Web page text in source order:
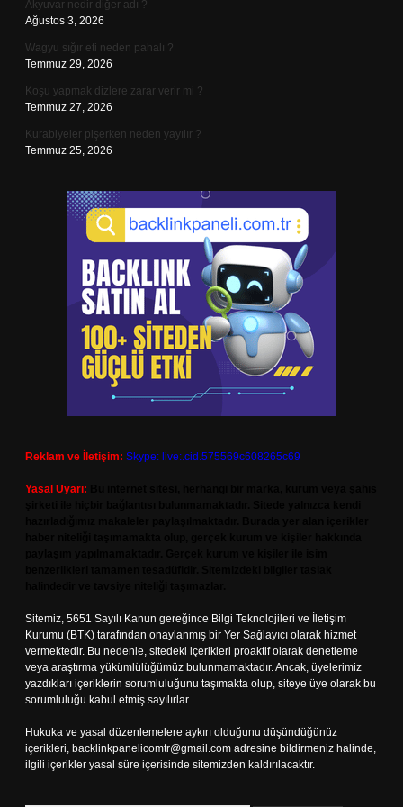
Akyuvar nedir diğer adı ?
Ağustos 3, 2026
Wagyu sığır eti neden pahalı ?
Temmuz 29, 2026
Koşu yapmak dizlere zarar verir mi ?
Temmuz 27, 2026
Kurabiyeler pişerken neden yayılır ?
Temmuz 25, 2026
Reklam ve İletişim: Skype: live:.cid.575569c608265c69
Yasal Uyarı:
Sitemiz, 5651 Sayılı Kanun gereğince Bilgi Teknolojileri ve İletişim
Kurumu (BTK) tarafından onaylanmış bir Yer Sağlayıcı olarak hizmet
vermektedir. Bu nedenle, sitedeki içerikleri proaktif olarak denetleme
veya araştırma yükümlülüğümüz bulunmamaktadır. Ancak, üyelerimiz
yazdıkları içeriklerin sorumluluğunu taşımakta olup, siteye üye olarak bu
sorumluluğu kabul etmiş sayılırlar.
Hukuka ve yasal düzenlemelere aykırı olduğunu düşündüğünüz
içerikleri, backlinkpanelicomtr@gmail.com adresine bildirmeniz halinde,
ilgili içerikler yasal süre içerisinde sitemizden kaldırılacaktır.